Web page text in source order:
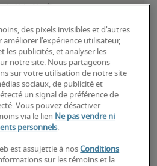
expérience modérée dans le poste,
ou possède des compétences
et peut également détenir des
pertinentes.
Élevé
expérience et des compétences
des pixels invisibles et d'autres
l'expérience utilisateur,
les publicités, et analyser les
notre site. Nous partageons
sur votre utilisation de notre site
sociaux, de publicité et
un signal de préférence de
Vous pouvez désactiver
via le lien Ne pas vendre ni
personnels.
est assujettie à nosConditions
sur les témoins et la